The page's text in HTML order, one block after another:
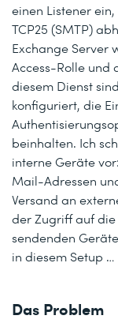
einen Listener
TCP25 (SMTP)
Exchange Server
Access-Rolle und
diesem Dienst
konfiguriert, die
beinhalten. Ich
interne Geräte
Mail-Adressen
Versand an
der Zugriff auf die
sendenden
in diesem Setup …
Das Problem